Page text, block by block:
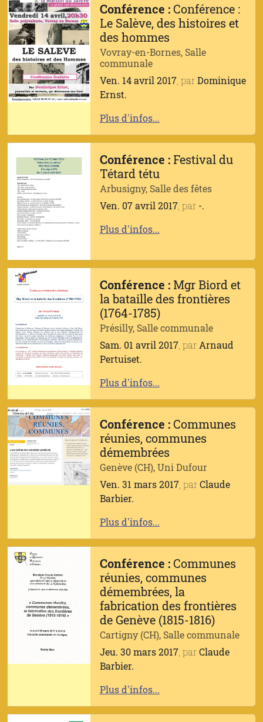
Conférence :Conférence :
Le Salève, des histoires et
des hommes
Vovray-en-Bornes, Salle
communale
Ven. 14 avril 2017, parDominique
Ernst.
Plus d'infos...
Conférence :Festival du
Tétard tétu
Arbusigny, Salle des fêtes
Ven. 07 avril 2017, par -.
Plus d'infos...
Conférence :Mgr Biord et
la bataille des frontières
(1764-1785)
Présilly, Salle communale
Sam. 01 avril 2017, par Arnaud
Pertuiset.
Plus d'infos...
Conférence :Communes
réunies, communes
démembrées
Genève (CH), Uni Dufour
Ven. 31 mars 2017, parClaude
Barbier.
Plus d'infos...
Conférence :Communes
réunies, communes
démembrées, la
fabrication des frontières
de Genève (1815-1816)
Cartigny (CH), Salle communale
Jeu. 30 mars 2017, parClaude
Barbier.
Plus d'infos...